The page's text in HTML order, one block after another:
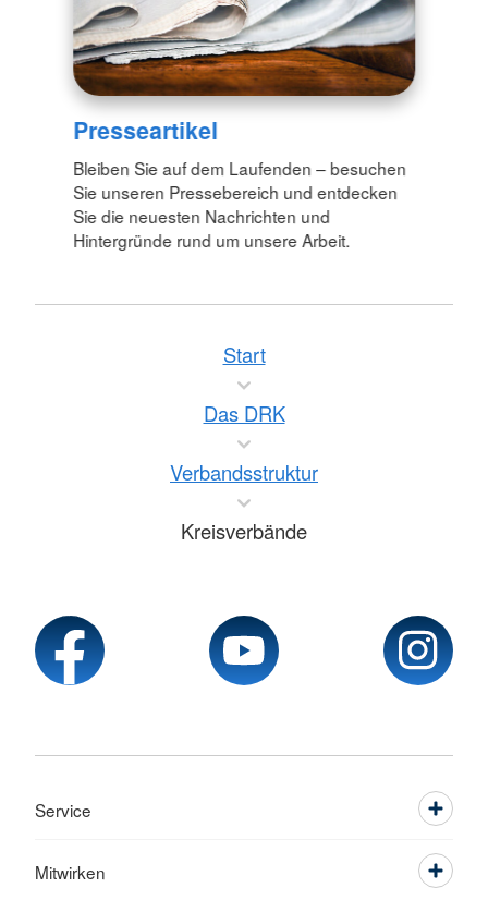
Presseartikel
Bleiben Sie auf dem Laufenden – besuchen
Sie unseren Pressebereich und entdecken
Sie die neuesten Nachrichten und
Hintergründe rund um unsere Arbeit.
Start
Das DRK
Verbandsstruktur
Kreisverbände
Service
Mitwirken